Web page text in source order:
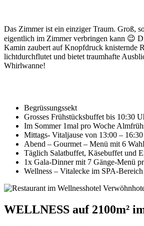
Das Zimmer ist ein einziger Traum. Groß,
eigentlich im Zimmer verbringen kann 😉
Kamin zaubert auf Knopfdruck knisternde
lichtdurchflutet und bietet traumhafte
Whirlwanne!
Begrüssungssekt
Grosses Frühstücksbuffet bis 10:30
Im Sommer 1mal pro Woche
Mittags- Vitaljause von 13:00 –
Abend – Gourmet – Menü mit 6
Täglich Salatbuffet, Käsebuffet und
1x Gala-Dinner mit 7 Gänge-Menü
Wellness – Vitalecke im SPA-
WELLNESS auf 2100m²